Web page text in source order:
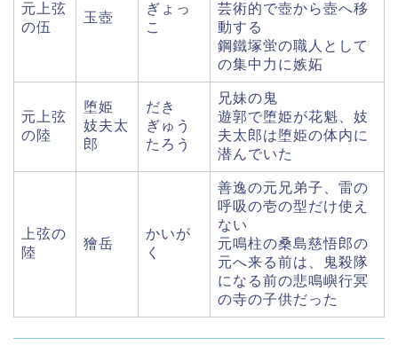
元上弦
の伍
玉壺
ぎょっ
こ
芸術的で壺から壺へ移
動する
鋼鐵塚蛍の職人として
の集中力に嫉妬
元上弦
の陸
堕姫
妓夫太
郎
だき
ぎゅう
たろう
兄妹の鬼
遊郭で堕姫が花魁、妓
夫太郎は堕姫の体内に
潜んでいた
上弦の
陸
獪岳
かいが
く
善逸の元兄弟子、雷の
呼吸の壱の型だけ使え
ない
元鳴柱の桑島慈悟郎の
元へ来る前は、鬼殺隊
になる前の悲鳴嶼行冥
の寺の子供だった